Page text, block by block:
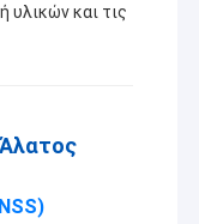
υλικών και τις
επεξεργασίας
παραγωγή και τις
τον εξοπλισμό